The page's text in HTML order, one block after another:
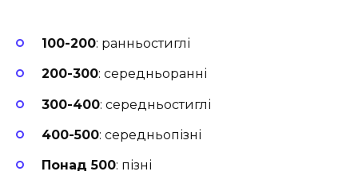
100-200: ранньостиглі
200-300: середньоранні
300-400: середньостиглі
400-500: середньопізні
Понад 500: пізні